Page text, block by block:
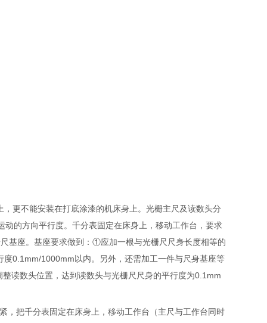
更不能安装在打底涂漆的机床身上。光栅主尺及读数头分
的方向平行度。千分表固定在床身上，移动工作台，要求
基座。基座要求做到：①应加一根与光栅尺尺身长度相等的
0.1mm/1000mm以内。另外，还需加工一件与尺身基座等
读数头位置，达到读数头与光栅尺尺身的平行度为0.1mm
，把千分表固定在床身上，移动工作台（主尺与工作台同时